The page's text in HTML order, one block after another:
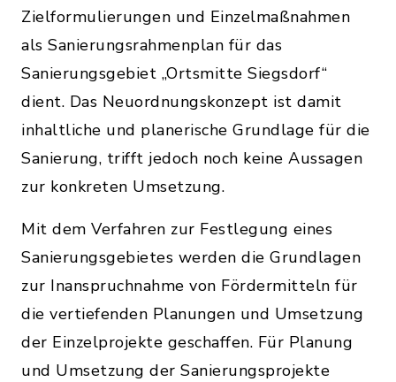
Zielformulierungen und Einzelmaßnahmen
als Sanierungsrahmenplan für das
Sanierungsgebiet „Ortsmitte Siegsdorf“
dient. Das Neuordnungskonzept ist damit
inhaltliche und planerische Grundlage für die
Sanierung, trifft jedoch noch keine Aussagen
zur konkreten Umsetzung.
Mit dem Verfahren zur Festlegung eines
Sanierungsgebietes werden die Grundlagen
zur Inanspruchnahme von Fördermitteln für
die vertiefenden Planungen und Umsetzung
der Einzelprojekte geschaffen. Für Planung
und Umsetzung der Sanierungsprojekte